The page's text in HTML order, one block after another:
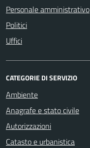
Personale amministrativo
Politici
Uffici
CATEGORIE DI SERVIZIO
Ambiente
Anagrafe e stato civile
Autorizzazioni
Catasto e urbanistica